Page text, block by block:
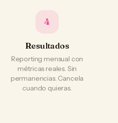
4
Resultados
Reporting mensual con
métricas reales. Sin
permanencias. Cancela
cuando quieras.